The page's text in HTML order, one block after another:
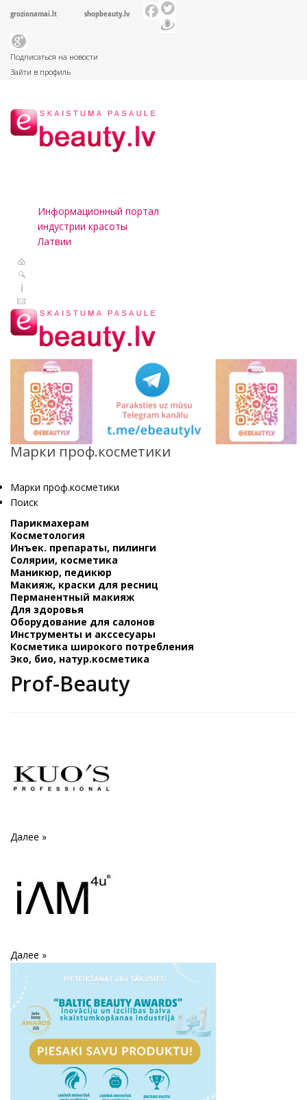
grozionamai.lt shopbeauty.lv
Подписаться на новости
Зайти в профиль
Информационный портал
индустрии красоты
Латвии
Марки проф.косметики
Марки проф.косметики
Поиск
Парикмахерам
Косметология
Инъек. препараты, пилинги
Солярии, косметика
Маникюр, педикюр
Макияж, краски для ресниц
Перманентный макияж
Для здоровья
Оборудование для салонов
Инструменты и акссесуары
Косметика широкого потребления
Эко, био, натур.косметика
Prof-Beauty
Далее »
Далее »